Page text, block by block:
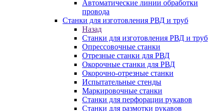
Автоматические линии обработки
провода
Станки для изготовления РВД и труб
Назад
Станки для изготовления РВД и труб
Опрессовочные станки
Отрезные станки для РВД
Окорочные станки для РВД
Окорочно-отрезные станки
Испытательные стенды
Маркировочные станки
Станки для перфорации рукавов
Станки для размотки рукавов